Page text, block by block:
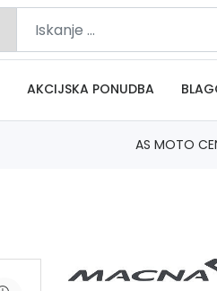
AKCIJSKA PONUDBA
AS MOTO